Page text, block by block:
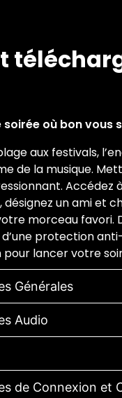
où bon vous
aux festivals,
de la musique.
Accédez
un ami et
morceau favori.
protection
pour lancer votre
Générales
Audio
de Connexion et